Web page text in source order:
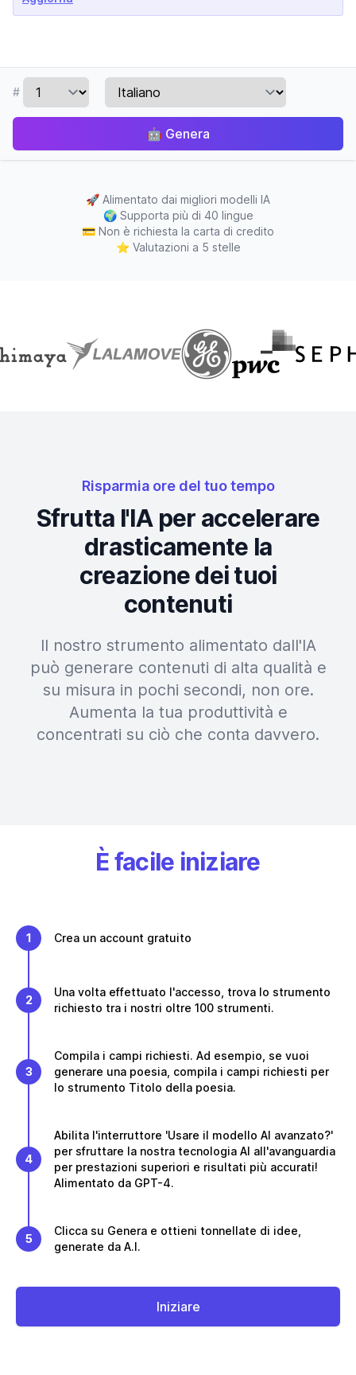
#
🤖 Genera
🚀 Alimentato dai migliori modelli IA
🌍 Supporta più di 40 lingue
💳 Non è richiesta la carta di credito
⭐ Valutazioni a 5 stelle
Risparmia ore del tuo tempo
Sfrutta l'IA per accelerare
drasticamente la
creazione dei tuoi
contenuti
Il nostro strumento alimentato dall'IA
può generare contenuti di alta qualità e
su misura in pochi secondi, non ore.
Aumenta la tua produttività e
concentrati su ciò che conta davvero.
È facile iniziare
1 Crea un account gratuito
2
Una volta effettuato l'accesso, trova lo strumento
richiesto tra i nostri oltre 100 strumenti.
3
Compila i campi richiesti. Ad esempio, se vuoi
generare una poesia, compila i campi richiesti per
lo strumento Titolo della poesia.
4
Abilita l'interruttore 'Usare il modello AI avanzato?'
per sfruttare la nostra tecnologia AI all'avanguardia
per prestazioni superiori e risultati più accurati!
Alimentato da GPT-4.
5
Clicca su Genera e ottieni tonnellate di idee,
generate da A.I.
Iniziare